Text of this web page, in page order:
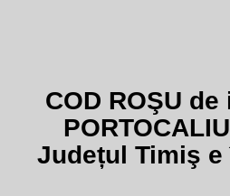
COD ROŞU
Județul Timiş e